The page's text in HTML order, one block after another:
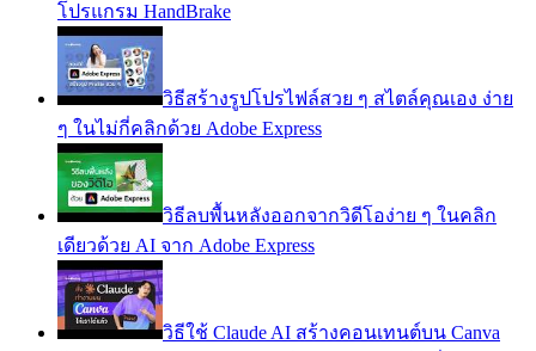
โปรแกรม HandBrake
วิธีสร้างรูปโปรไฟล์สวย ๆ สไตล์คุณเอง ง่าย
ๆ ในไม่กี่คลิกด้วย Adobe Express
วิธีลบพื้นหลังออกจากวิดีโอง่าย ๆ ในคลิก
เดียวด้วย AI จาก Adobe Express
วิธีใช้ Claude AI สร้างคอนเทนต์บน Canva